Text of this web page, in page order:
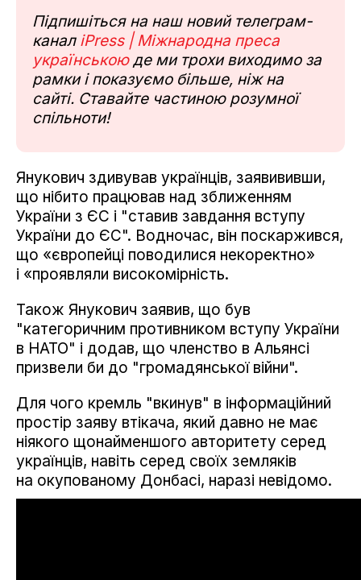
Підпишіться на наш новий телеграм-
канал iPress | Міжнародна преса
українськоюде ми трохи виходимо за
рамки і показуємо більше, ніж на
сайті. Ставайте частиною розумної
спільноти!
Янукович здивував українців, заявививши,
що нібито працював над зближенням
України з ЄС і "ставив завдання вступу
України до ЄС". Водночас, він поскаржився,
що «європейці поводилися некоректно»
і «проявляли високомірність.
Також Янукович заявив, що був
"категоричним противником вступу України
в НАТО" і додав, що членство в Альянсі
призвели би до "громадянської війни".
Для чого кремль "вкинув" в інформаційний
простір заяву втікача, який давно не має
ніякого щонайменшого авторитету серед
українців, навіть серед своїх земляків
на окупованому Донбасі, наразі невідомо.